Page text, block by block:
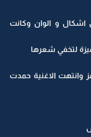
اشكال و الوان وكانت
لتخفي شعرها
وانتهت الاغنية حمدت